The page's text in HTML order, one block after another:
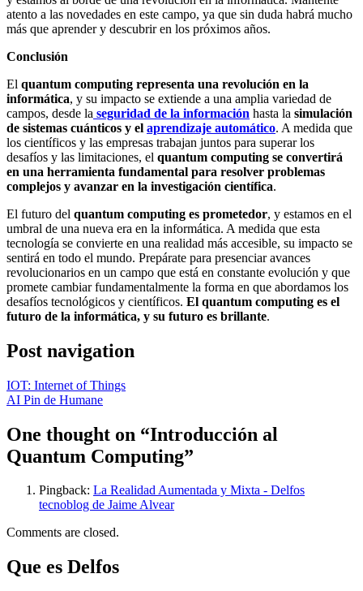
atento a las novedades en este campo, ya que sin duda habrá mucho
más que aprender y descubrir en los próximos años.
Conclusión
El quantum computing representa una revolución en la
informática, y su impacto se extiende a una amplia variedad de
campos, desde la seguridad de la información hasta la simulación
de sistemas cuánticos y el aprendizaje automático. A medida que
los científicos y las empresas trabajan juntos para superar los
desafíos y las limitaciones, el quantum computing se convertirá
en una herramienta fundamental para resolver problemas
complejos y avanzar en la investigación científica.
El futuro del quantum computing es prometedor, y estamos en el
umbral de una nueva era en la informática. A medida que esta
tecnología se convierte en una realidad más accesible, su impacto se
sentirá en todo el mundo. Prepárate para presenciar avances
revolucionarios en un campo que está en constante evolución y que
promete cambiar fundamentalmente la forma en que abordamos los
desafíos tecnológicos y científicos. El quantum computing es el
futuro de la informática, y su futuro es brillante.
Post navigation
IOT: Internet of Things
AI Pin de Humane
One thought on “Introducción al
Quantum Computing”
Pingback: La Realidad Aumentada y Mixta - Delfos
tecnoblog de Jaime Alvear
Comments are closed.
Que es Delfos